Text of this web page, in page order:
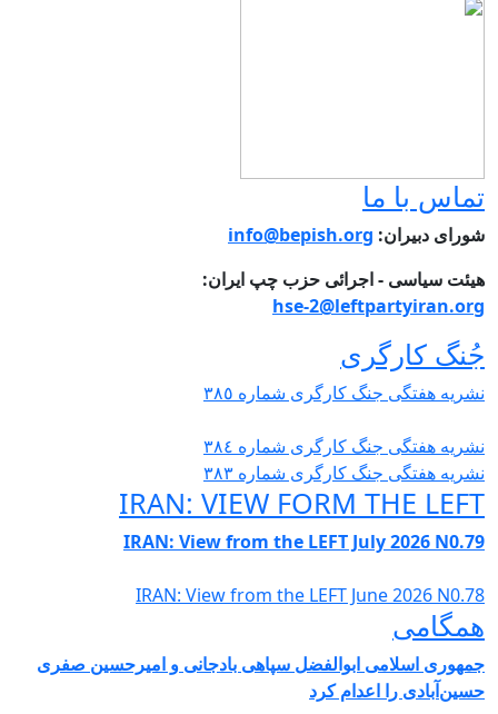
با ما
دبیران:info@bepish.org
سیاسی - اجرائی حزب چپ ایران:
hse-
کارگری
هفتگی جنگ کارگری شمارە ٣٨٥
هفتگی جنگ کارگری شمارە ٣٨٤
هفتگی جنگ کارگری شمارە ٣٨٣
IRAN: VIEW FORM THE
IRAN: View from the LEFT July 2026
IRAN: View from the LEFT June 2026
اسلامی ابوالفضل سپاهی بادجانی و امیرحسین صفری
را اعدام کرد